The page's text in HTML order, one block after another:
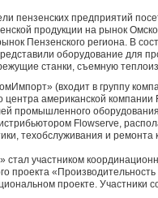
пензенских предприятий
продукции на рынок
Пензенского региона. В
оборудование для
станки, съемную
(входит в группу
центра американской
промышленного
Flowserve,
техобслуживания и
стал участником
проекта
проекте. Участники